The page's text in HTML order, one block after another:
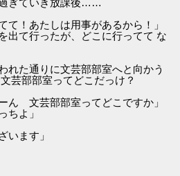
ぎていき放課後……
て！あたしは用事があるから！」
出て行ったが、どこに行ってて な
れた通りに文芸部部室へと向かう
部部室ってどこだっけ？
ん 文芸部部室ってどこですか」
ちよ」
います」